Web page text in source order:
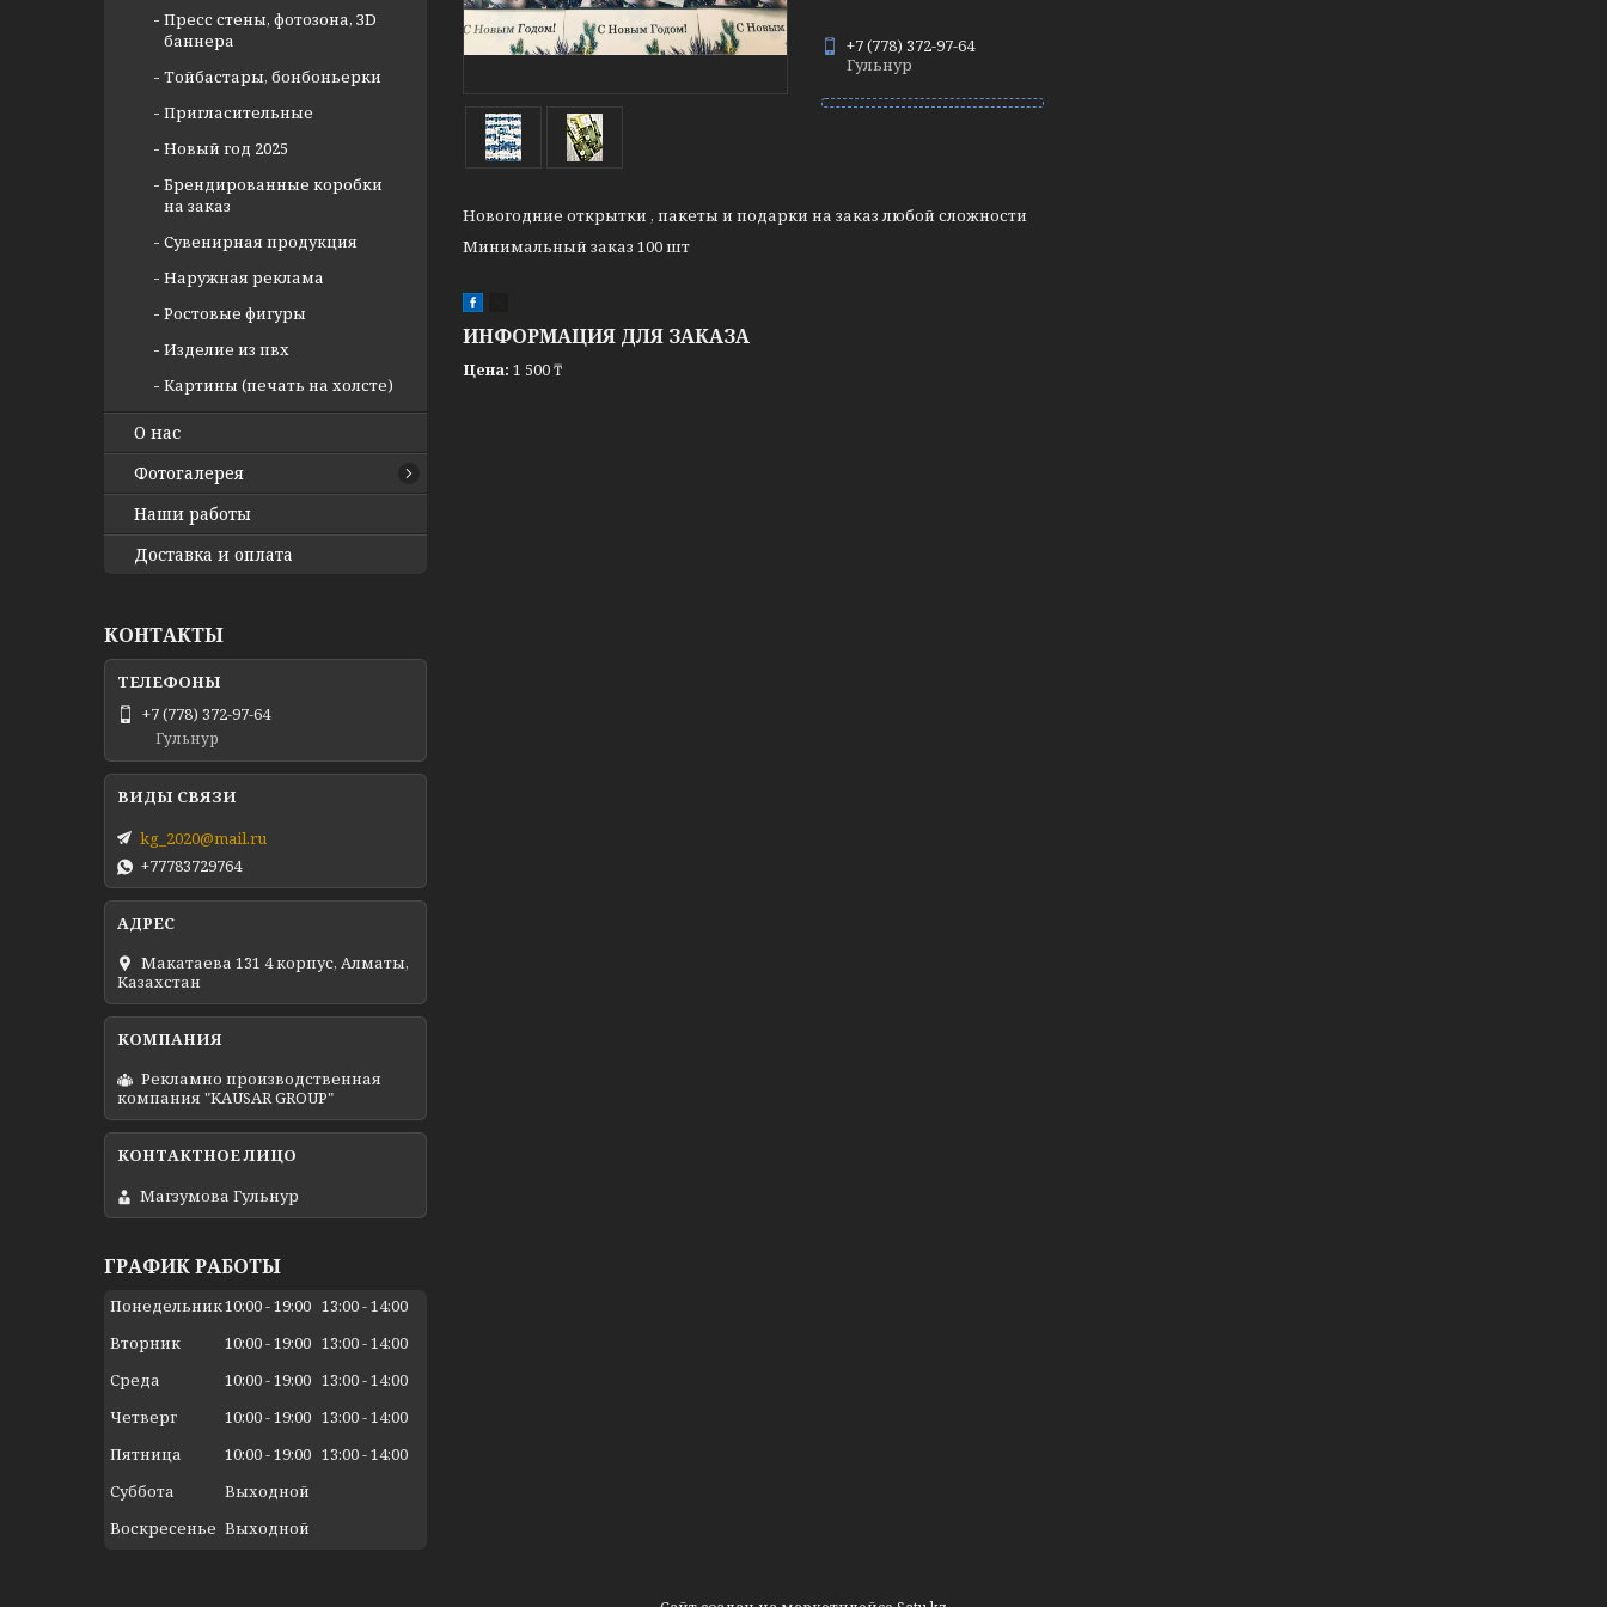
+7 (778) 372-97-64
Гульнур
Новогодние открытки , пакеты и подарки на заказ любой сложности
Минимальный заказ 100 шт
ИНФОРМАЦИЯ ДЛЯ ЗАКАЗА
Цена: 1 500 ₸
Пресс стены, фотозона, ЗD
баннера
Тойбастары, бонбоньерки
Пригласительные
Новый год 2025
Брендированные коробки
на заказ
Сувенирная продукция
Наружная реклама
Ростовые фигуры
Изделие из пвх
Картины (печать на холсте)
О нас
Фотогалерея
Наши работы
Доставка и оплата
КОНТАКТЫ
+7 (778) 372-97-64
Гульнур
kg_2020@mail.ru
+77783729764
Макатаева 131 4 корпус, Алматы,
Казахстан
Рекламно производственная
компания "KAUSAR GROUP"
Магзумова Гульнур
ГРАФИК РАБОТЫ
Понедельник10:00 19:00 13:00 14:00
Вторник
10:00 19:00 13:00 14:00
Среда
10:00 19:00 13:00 14:00
Четверг
10:00 19:00 13:00 14:00
Пятница
10:00 19:00 13:00 14:00
Суббота
Выходной
Воскресенье Выходной